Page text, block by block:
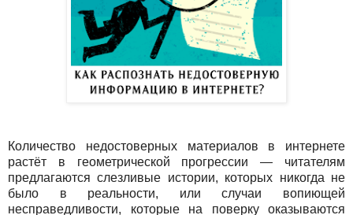
Количество недостоверных материалов в интернете
растёт в геометрической прогрессии — читателям
предлагаются слезливые истории, которых никогда не
было в реальности, или случаи вопиющей
несправедливости, которые на поверку оказываются